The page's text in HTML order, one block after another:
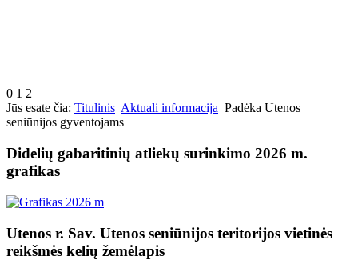
0 1 2
Jūs esate čia: Titulinis Aktuali informacija Padėka Utenos
seniūnijos gyventojams
Didelių gabaritinių atliekų surinkimo 2026 m.
grafikas
Utenos r. Sav. Utenos seniūnijos teritorijos vietinės
reikšmės kelių žemėlapis